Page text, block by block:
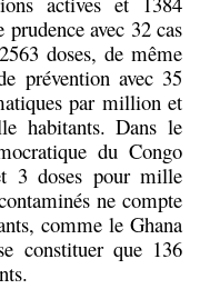
avec 32 cas
doses, de même
prévention avec 35
par million et
habitants. Dans le
du Congo
3 doses pour mille
ne compte
comme le Ghana
constituer que 136